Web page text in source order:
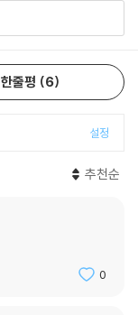
한줄평 6
설정
추천순
0